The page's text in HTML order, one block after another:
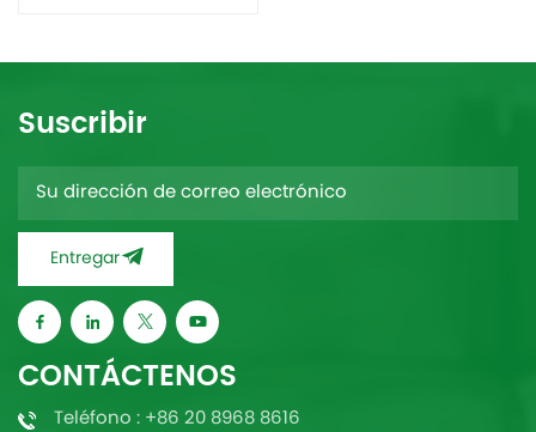
Suscribir
Entregar
CONTÁCTENOS
Teléfono : +86 20 8968 8616